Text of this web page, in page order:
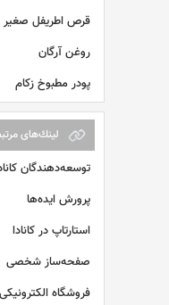
قرص اطریفل صغیر
روغن آرگان
پودر مطبوخ زکام
لينك‌های
توسعه‌دهندگان
پرورش ایده‌ها
استارتاپ در کانادا
صفحه‌ساز شخصی
فروشگاه الکترونیکی